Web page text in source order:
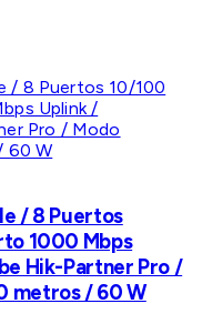
/ 8 Puertos
1000 Mbps
Hik-Partner Pro /
metros / 60 W